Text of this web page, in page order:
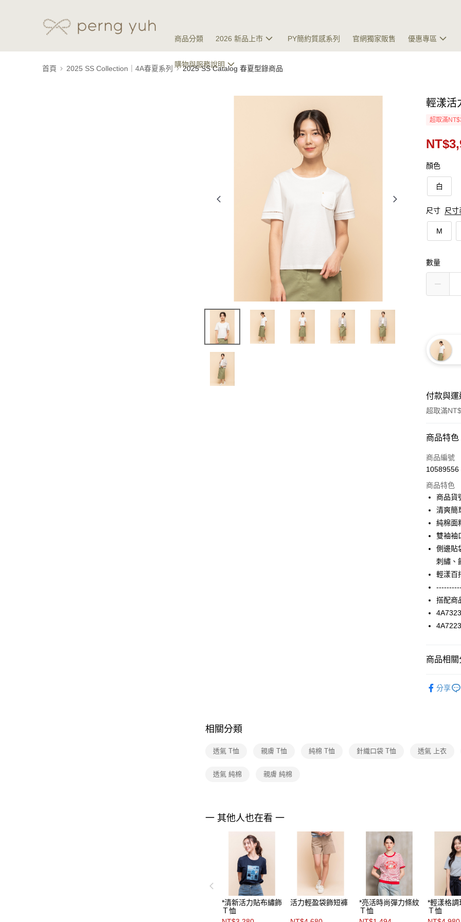
商品分類 2026 新品上市 PY簡約質感系列 官網獨家販售 優惠專區
購物與服務說明
首頁 2025 SS Collection｜4A春夏系列 2025 SS Catalog 春夏型錄商品
輕漾活
超取滿
顏色
白
尺寸 尺寸
M
數量
付款與
超取滿
付款方式
信用卡一
3 期
合作金
華南商
國泰世
臺灣中
匯豐（
聯邦商
台新國
台灣樂
超商取貨
Apple Pay
AFTEE先
相關說明
【關於「
便利好安
３．安心
１．於結
付」結帳
先享後付
２．關於
https://
３．未成
「
４．使用
即時審查
結果請求
５．嚴禁
形，恩沛
ATM付款
每筆
每筆
離島宅配
每筆
付款後門
商品特色
商品編號
10589556
商品特色
商品貨
清爽簡
純棉面
雙袖袖
側邊貼
刺繡、
輕漾百
搭配商
商品相關
品 分享
相關分類
透氣 T恤 親膚 T恤 純棉 T恤 針織口袋 T恤 透氣 上衣
透氣 純棉 親膚 純棉
一 其他人也在看 一
*清新活力貼布繡飾
Ｔ恤
活力輕盈袋飾短褲
*亮活時尚彈力條紋
Ｔ恤
*輕漾格
Ｔ恤